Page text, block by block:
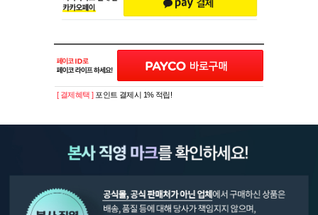
[ 결제혜택 ] 포인트 결제시 1% 적립!